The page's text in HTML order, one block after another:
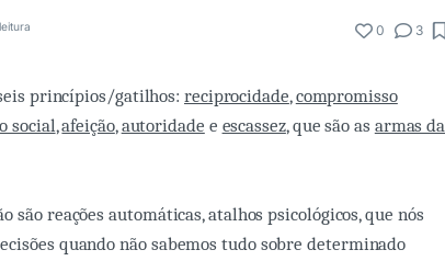
0 3
princípios/gatilhos: reciprocidade,compromisso
social,afeição,autoridade e escassez, que são as armas da
são reações automáticas, atalhos psicológicos, que nós
quando não sabemos tudo sobre determinado